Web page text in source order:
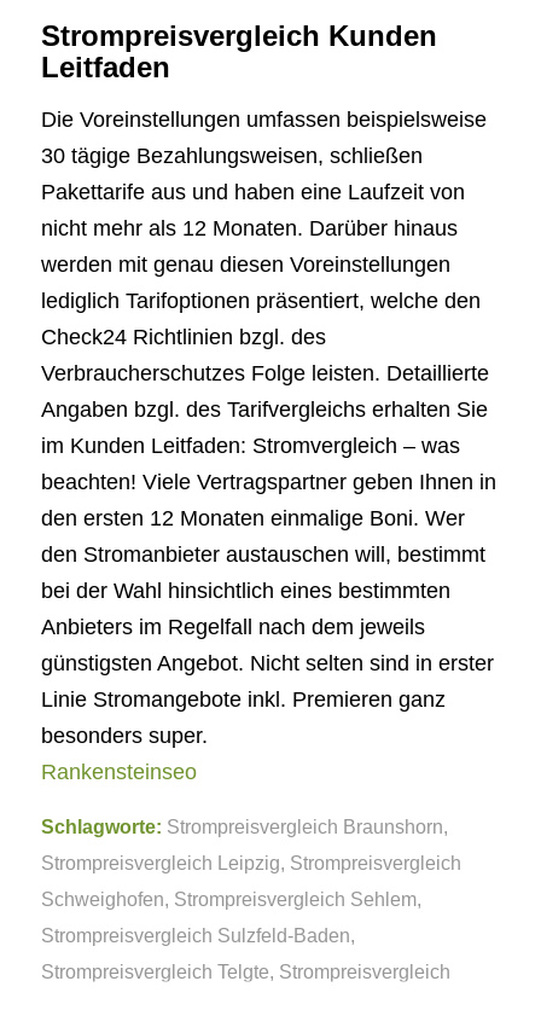
Strompreisvergleich Kunden
Leitfaden
Die Voreinstellungen umfassen beispielsweise
30 tägige Bezahlungsweisen, schließen
Pakettarife aus und haben eine Laufzeit von
nicht mehr als 12 Monaten. Darüber hinaus
werden mit genau diesen Voreinstellungen
lediglich Tarifoptionen präsentiert, welche den
Check24 Richtlinien bzgl. des
Verbraucherschutzes Folge leisten. Detaillierte
Angaben bzgl. des Tarifvergleichs erhalten Sie
im Kunden Leitfaden: Stromvergleich – was
beachten! Viele Vertragspartner geben Ihnen in
den ersten 12 Monaten einmalige Boni. Wer
den Stromanbieter austauschen will, bestimmt
bei der Wahl hinsichtlich eines bestimmten
Anbieters im Regelfall nach dem jeweils
günstigsten Angebot. Nicht selten sind in erster
Linie Stromangebote inkl. Premieren ganz
besonders super.
Rankensteinseo
Schlagworte: Strompreisvergleich Braunshorn,
Strompreisvergleich Leipzig, Strompreisvergleich
Schweighofen, Strompreisvergleich Sehlem,
Strompreisvergleich Sulzfeld-Baden,
Strompreisvergleich Telgte, Strompreisvergleich